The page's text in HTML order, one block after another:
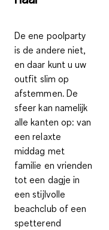
De ene poolparty
is de andere niet,
en daar kunt u uw
outfit slim op
afstemmen. De
sfeer kan namelijk
alle kanten op: van
een relaxte
middag met
familie en vrienden
tot een dagje in
een stijlvolle
beachclub of een
spetterend